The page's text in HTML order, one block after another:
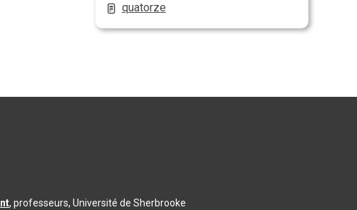
quatorze
, professeurs, Université de Sherbrooke